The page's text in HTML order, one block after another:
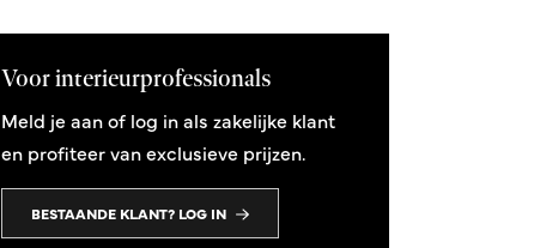
Voor interieurprofessionals
Meld je aan of log in als zakelijke klant
en profiteer van exclusieve prijzen.
BESTAANDE KLANT? LOG IN